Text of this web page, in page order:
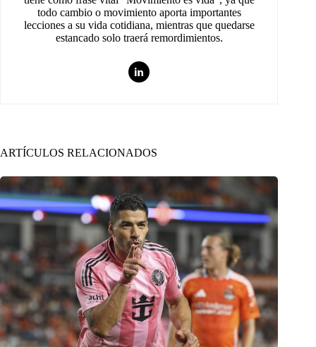
todo cambio o movimiento aporta importantes
lecciones a su vida cotidiana, mientras que quedarse
estancado solo traerá remordimientos.
ARTÍCULOS RELACIONADOS